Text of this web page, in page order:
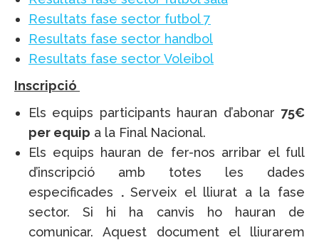
Resultats fase sector futbol 7
Resultats fase sector handbol
Resultats fase sector Voleibol
Inscripció
Els equips participants hauran d’abonar 75€
per equip a la Final Nacional.
Els equips hauran de fer-nos arribar el full
d’inscripció amb totes les dades
especificades .Serveix el lliurat a la fase
sector. Si hi ha canvis ho hauran de
comunicar. Aquest document el lliurarem